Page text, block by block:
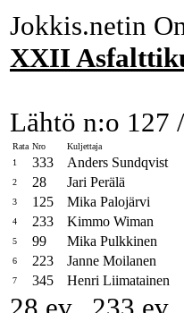
Jokkis.netin
XXII
Lähtö n:o 127 /
Rata Nro Kuljettaja
1
333 Anders Sundqvist
2 28 Jari Perälä
3 125 Mika Palojärvi
4 233 Kimmo Wiman
5 99 Mika Pulkkinen
6 223 Janne Moilanen
7 345 Henri Liimatainen